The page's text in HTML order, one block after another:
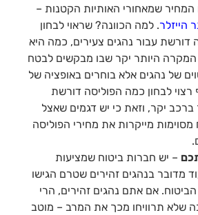
המחיר שמאחורי האותיות הקטנות –
הייזלר. למה הכוונה? שראוי לבחון
דורשת עבור נהגים צעירים, כמה היא
היותר יקר שבו מבקשים לבטח
של נהגים אלא בוחרים באופציה של
רצוי לבחון כמה הפוליסה דורשת
יקר, וזאת כי יש דגמים שאצל
מסוימות מייקרות את מחירי הפוליסה
– יש חברות ביטוח שמציעות
מדובר בנהגים זהירים שטרם הגישו
אם אתם נהגים זהירים, הרי
שלא תרוויחו מכך את המרב – מוטב